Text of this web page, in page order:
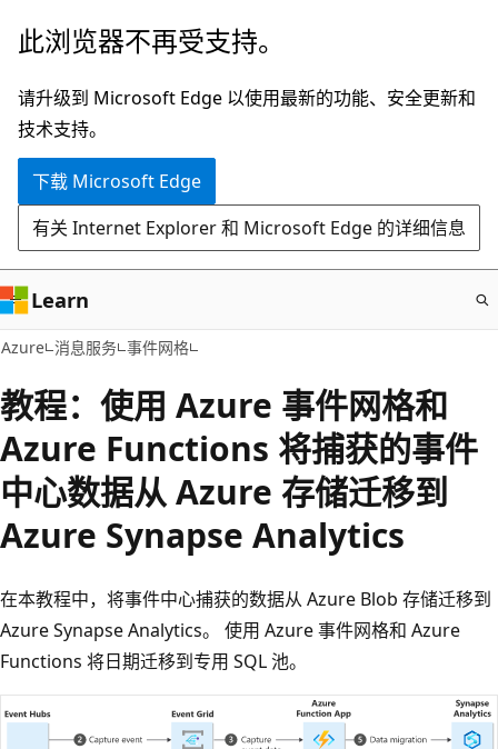
跳
主
要
内
此浏览器不再受支持。
请升级到 Microsoft Edge 以使用最新的功能、安全更新和
技术支持。
下载 Microsoft Edge
有关 Internet Explorer 和 Microsoft Edge 的详细信息
Learn
Azure 消息服务 事件网格
教程：使用 Azure 事件网格和
Azure Functions 将捕获的事件
中心数据从 Azure 存储迁移到
Azure Synapse Analytics
在本教程中，将事件中心捕获的数据从 Azure Blob 存储迁移到
Azure Synapse Analytics。 使用 Azure 事件网格和 Azure
Functions 将日期迁移到专用 SQL 池。